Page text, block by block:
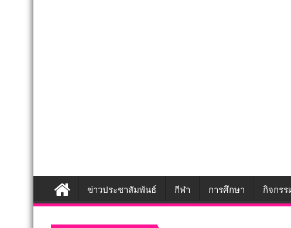
ข่าวประชาสัมพันธ์ กีฬา การศึกษา กิจกรร